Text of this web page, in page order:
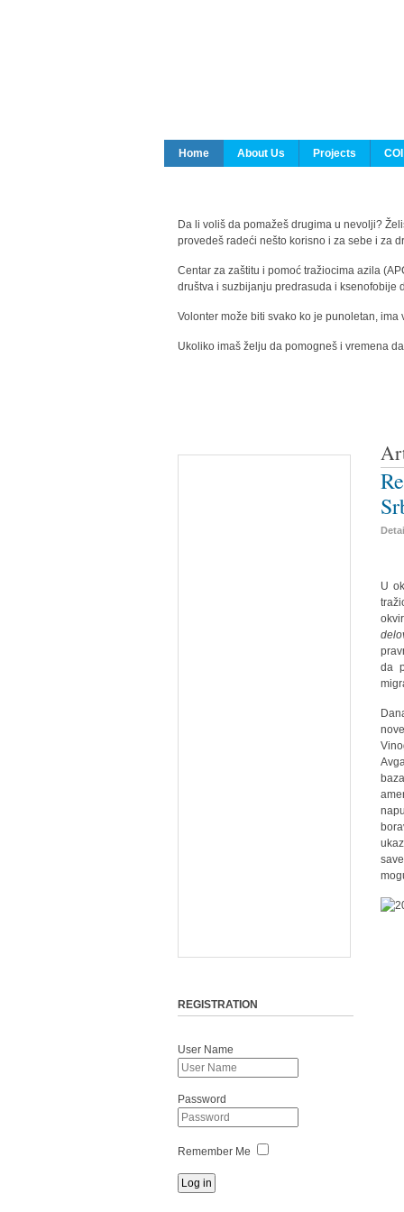
Home About Us Projects
Da li voliš da pomažeš drugima u nevolji?
provedeš radeći nešto korisno i za sebe i za
Centar za zaštitu i pomoć tražiocima azila
društva i suzbijanju predrasuda i ksenofobije
Volonter može biti svako ko je punoletan,
Ukoliko imaš želju da pomogneš i vremena
U
da
REGISTRATION
User Name
Password
Remember Me